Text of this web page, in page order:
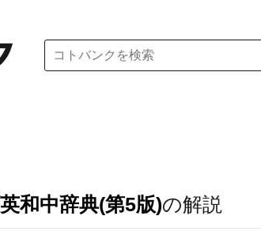
和中辞典(第5版)の解説